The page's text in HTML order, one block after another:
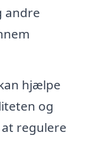
andre
hjælpe
og
regulere